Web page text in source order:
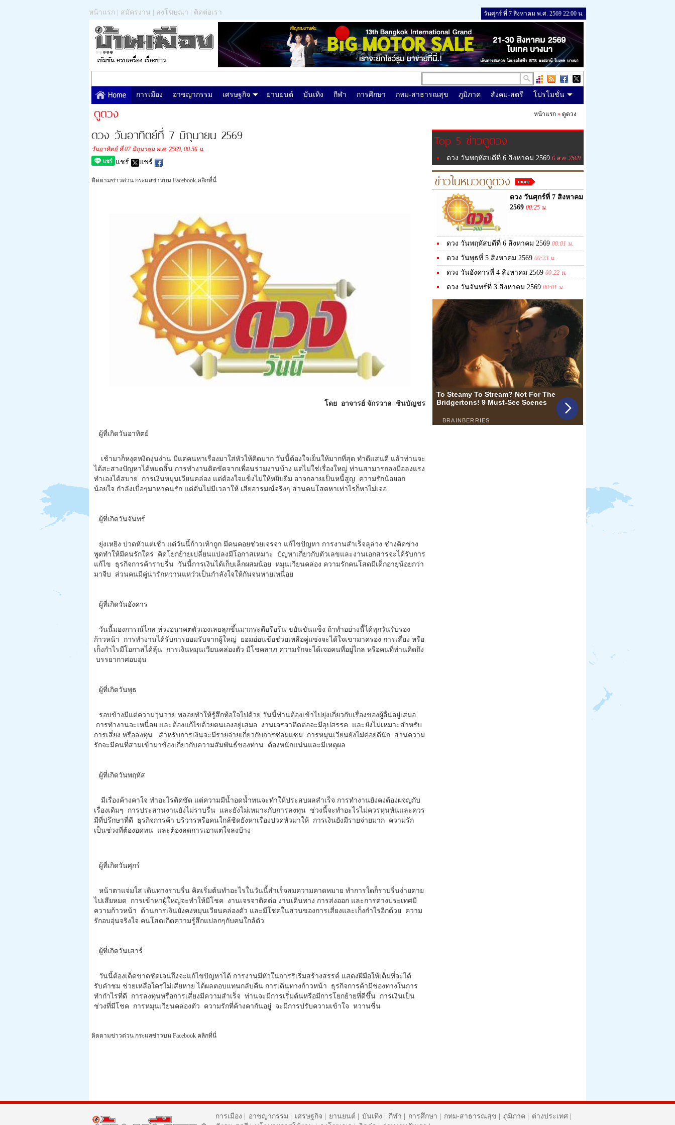
หน้าแรก สมัครงาน ลงโฆษณา ติดต่อเรา วันศุกร์ ที่ 7 สิงหาคม พ.ศ. 2569 22:00 น.
การเมือง อาชญากรรม เศรษฐกิจ ยานยนต์ บันเทิง กีฬา การศึกษา กทม-สาธารณสุข ภูมิภาค สังคม-สตรี โปรโมชั่น
ดูดวง
ดวง วันอาทิตย์ที่ 7 มิถุนายน 2569
วันอาทิตย์ ที่ 07 มิถุนายน พ.ศ. 2569, 00.56 น.
แชร์ แชร์
ติดตามข่าวด่วน กระแสข่าวบน Facebook คลิกที่นี่
โดย อาจารย์ จักรวาล ชินบัญชร
ผู้ที่เกิดวันอาทิตย์
เช้ามาก็หงุดหงิดงุ่นง่าน มีแต่คนหาเรื่องมาใส่หัวให้คิดมาก วันนี้ต้องใจเย็นให้มากที่สุด ทำดีแสนดี แล้วท่านจะ
ได้สะสางปัญหาได้หมดสิ้น การทำงานติดขัดจากเพื่อนร่วมงานบ้าง แต่ไม่ใช่เรื่องใหญ่ ท่านสามารถลงมือลงแรง
ทำเองได้สบาย การเงินหมุนเวียนคล่อง แต่ต้องใจแข็งไม่ให้หยิบยืม อาจกลายเป็นหนี้สูญ ความรักน้อยอก
น้อยใจ กำลังเบื่อๆมาหาคนรัก แต่ดันไม่มีเวลาให้ เสียอารมณ์จริงๆ ส่วนคนโสดหาเท่าไรก็หาไม่เจอ
ผู้ที่เกิดวันจันทร์
ยุ่งเหยิง ปวดหัวแต่เช้า แต่วันนี้ก้าวเท้าถูก มีคนคอยช่วยเจรจา แก้ไขปัญหา การงานสำเร็จลุล่วง ช่างคิดช่าง
พูดทำให้มีคนรักใคร่ คิดโยกย้ายเปลี่ยนแปลงมีโอกาสเหมาะ ปัญหาเกี่ยวกับตัวเลขและงานเอกสารจะได้รับการ
แก้ไข ธุรกิจการค้าราบรื่น วันนี้การเงินได้เก็บเล็กผสมน้อย หมุนเวียนคล่อง ความรักคนโสดมีเด็กอายุน้อยกว่า
มาจีบ ส่วนคนมีคู่น่ารักหวานแหว๋วเป็นกำลังใจให้กันจนหายเหนื่อย
ผู้ที่เกิดวันอังคาร
วันนี้มองการณ์ไกล ห่วงอนาคตตัวเองเลยลุกขึ้นมากระตือรือร้น ขยันขันแข็ง ถ้าทำอย่างนี้ได้ทุกวันรับรอง
ก้าวหน้า การทำงานได้รับการยอมรับจากผู้ใหญ่ ยอมอ่อนข้อช่วยเหลือคู่แข่งจะได้ใจเขามาครอง การเสี่ยง หรือ
เก็งกำไรมีโอกาสได้ลุ้น การเงินหมุนเวียนคล่องตัว มีโชคลาภ ความรักจะได้เจอคนที่อยู่ไกล หรือคนที่ท่านคิดถึง
บรรยากาศอบอุ่น
ผู้ที่เกิดวันพุธ
รอบข้างมีแต่ความวุ่นวาย พลอยทำให้รู้สึกท้อใจไปด้วย วันนี้ท่านต้องเข้าไปยุ่งเกี่ยวกับเรื่องของผู้อื่นอยู่เสมอ
การทำงานจะเหนื่อย และต้องแก้ไขด้วยตนเองอยู่เสมอ งานเจรจาติดต่อจะมีอุปสรรค และยังไม่เหมาะสำหรับ
การเสี่ยง หรือลงทุน สำหรับการเงินจะมีรายจ่ายเกี่ยวกับการซ่อมแซม การหมุนเวียนยังไม่ค่อยดีนัก ส่วนความ
รักจะมีคนที่สามเข้ามาข้องเกี่ยวกับความสัมพันธ์ของท่าน ต้องหนักแน่นและมีเหตุผล
ผู้ที่เกิดวันพฤหัส
มีเรื่องค้างคาใจ ทำอะไรติดขัด แต่ความมีน้ำอดน้ำทนจะทำให้ประสบผลสำเร็จ การทำงานยังคงต้องผจญกับ
เรื่องเดิมๆ การประสานงานยังไม่ราบรื่น และยังไม่เหมาะกับการลงทุน ช่วงนี้จะทำอะไรไม่ควรหุนหันและควร
มีที่ปรึกษาที่ดี ธุรกิจการค้า บริวารหรือคนใกล้ชิดยังหาเรื่องปวดหัวมาให้ การเงินยังมีรายจ่ายมาก ความรัก
เป็นช่วงที่ต้องอดทน และต้องลดการเอาแต่ใจลงบ้าง
ผู้ที่เกิดวันศุกร์
หน้าตาแจ่มใส เดินทางราบรื่น คิดเริ่มต้นทำอะไรในวันนี้สำเร็จสมความคาดหมาย ทำการใดก็ราบรื่นง่ายดาย
ไปเสียหมด การเข้าหาผู้ใหญ่จะทำให้มีโชค งานเจรจาติดต่อ งานเดินทาง การส่งออก และการต่างประเทศมี
ความก้าวหน้า ด้านการเงินยังคงหมุนเวียนคล่องตัว และมีโชคในส่วนของการเสี่ยงและเก็งกำไรอีกด้วย ความ
รักอบอุ่นจริงใจ คนโสดเกิดความรู้สึกแปลกๆกับคนใกล้ตัว
ผู้ที่เกิดวันเสาร์
วันนี้ต้องเด็ดขาดชัดเจนถึงจะแก้ไขปัญหาได้ การงานมีหัวในการริเริ่มสร้างสรรค์ แสดงฝีมือให้เต็มที่จะได้
รับคำชม ช่วยเหลือใครไม่เสียหาย ได้ผลตอบแทนกลับคืน การเดินทางก้าวหน้า ธุรกิจการค้ามีช่องทางในการ
ทำกำไรที่ดี การลงทุนหรือการเสี่ยงมีความสำเร็จ ท่านจะมีการเริ่มต้นหรือมีการโยกย้ายที่ดีขึ้น การเงินเป็น
ช่วงที่มีโชค การหมุนเวียนคล่องตัว ความรักที่ค้างคากันอยู่ จะมีการปรับความเข้าใจ หวานชื่น
ติดตามข่าวด่วน กระแสข่าวบน Facebook คลิกที่นี่
หน้าแรก » ดูดวง
Top 5 ข่าวดูดวง
ดวง วันพฤหัสบดีที่ 6 สิงหาคม 2569 6 ส.ค. 2569
ข่าวในหมวดดูดวง
ดวง วันศุกร์ที่ 7 สิงหาคม
2569 00:25 น.
ดวง วันพฤหัสบดีที่ 6 สิงหาคม 2569 00:01 น.
ดวง วันพุธที่ 5 สิงหาคม 2569 00:23 น.
ดวง วันอังคารที่ 4 สิงหาคม 2569 00:22 น.
ดวง วันจันทร์ที่ 3 สิงหาคม 2569 00:01 น.
การเมือง อาชญากรรม เศรษฐกิจ ยานยนต์ บันเทิง กีฬา การศึกษา กทม-สาธารณสุข ภูมิภาค ต่างประเทศ